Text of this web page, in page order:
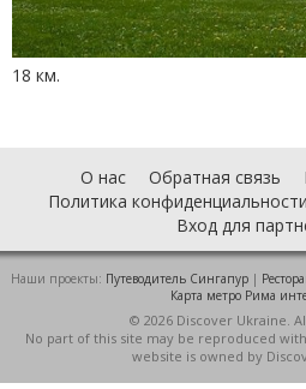
18 км.
О нас Обратная связь
Политика конфиденциальности
Вход для
Наши проекты: Путеводитель Сингапур|
Карта метро Рима
© 2026 Discover Ukraine.
No part of this site may be reproduced
website is owned by